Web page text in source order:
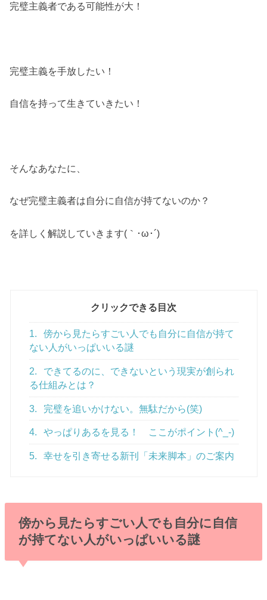
完璧主義者である可能性が大！
完璧主義を手放したい！
自信を持って生きていきたい！
そんなあなたに、
なぜ完璧主義者は自分に自信が持てないのか？
を詳しく解説していきます(｀･ω･´)ゞ
クリックできる目次
1.
傍から見たらすごい人でも自分に自信が持て
ない人がいっぱいいる謎
2.
できてるのに、できないという現実が創られ
る仕組みとは？
3. 完璧を追いかけない。無駄だから(笑)
4. やっぱりあるを見る！ ここがポイント(^_-)
5. 幸せを引き寄せる新刊「未来脚本」のご案内
傍から見たらすごい人でも自分に自信
が持てない人がいっぱいいる謎